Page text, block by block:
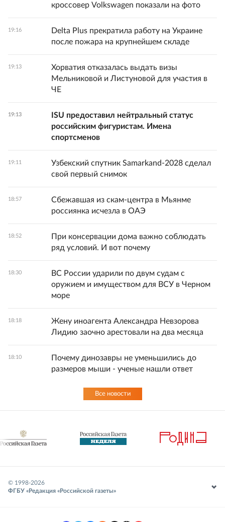
кроссовер Volkswagen показали на фото
19:16
Delta Plus прекратила работу на Украине
после пожара на крупнейшем складе
19:13
Хорватия отказалась выдать визы
Мельниковой и Листуновой для участия в
ЧЕ
19:13
ISU предоставил нейтральный статус
российским фигуристам. Имена
спортсменов
19:11
Узбекский спутник Samarkand-2028 сделал
свой первый снимок
18:57
Сбежавшая из скам-центра в Мьянме
россиянка исчезла в ОАЭ
18:52
При консервации дома важно соблюдать
ряд условий. И вот почему
18:30
ВС России ударили по двум судам с
оружием и имуществом для ВСУ в Черном
море
18:18
Жену иноагента Александра Невзорова
Лидию заочно арестовали на два месяца
18:10
Почему динозавры не уменьшились до
размеров мыши - ученые нашли ответ
Все новости
© 1998-2026
ФГБУ «Редакция «Российской газеты»